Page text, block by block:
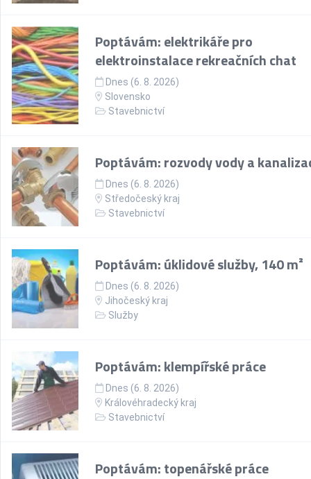
Poptávám: elektrikáře pro
elektroinstalace rekreačních chat
Dnes (6. 8. 2026)
Slovensko
Stavebnictví
Poptávám: rozvody vody a
Dnes (6. 8. 2026)
Středočeský kraj
Stavebnictví
Poptávám: úklidové služby, 140 m²
Dnes (6. 8. 2026)
Jihočeský kraj
Služby
Poptávám: klempířské práce
Dnes (6. 8. 2026)
Královéhradecký kraj
Stavebnictví
Poptávám: topenářské práce